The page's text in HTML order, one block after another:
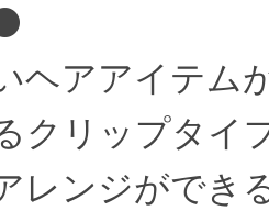
ヘアアイテム
クリップタイ
レンジができ